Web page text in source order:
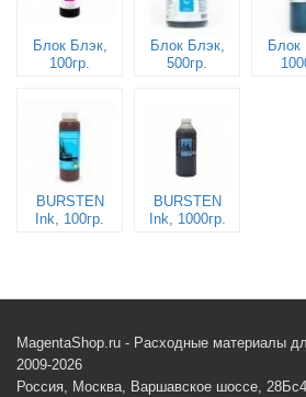
Блок Блэк,
100гр.
Блок Блэк,
500гр.
Блок
BURSTEN
Ink, 100гр.
BURSTEN
Ink, 1000гр.
MagentaShop.ru - Расходные материалы
2009-2026
Россия, Москва, Варшавское шоссе,